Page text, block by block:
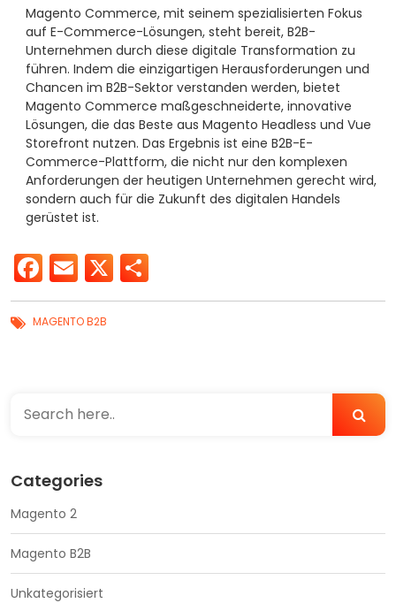
Magento Commerce, mit seinem spezialisierten Fokus
auf E-Commerce-Lösungen, steht bereit, B2B-
Unternehmen durch diese digitale Transformation zu
führen. Indem die einzigartigen Herausforderungen und
Chancen im B2B-Sektor verstanden werden, bietet
Magento Commerce maßgeschneiderte, innovative
Lösungen, die das Beste aus Magento Headless und Vue
Storefront nutzen. Das Ergebnis ist eine B2B-E-
Commerce-Plattform, die nicht nur den komplexen
Anforderungen der heutigen Unternehmen gerecht wird,
sondern auch für die Zukunft des digitalen Handels
gerüstet ist.
Facebook
Email
X
MAGENTO B2B
Categories
Magento 2
Magento B2B
Unkategorisiert